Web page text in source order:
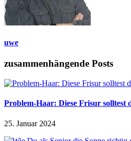
uwe
zusammenhängende Posts
Problem-Haar: Diese Frisur solltest
25. Januar 2024